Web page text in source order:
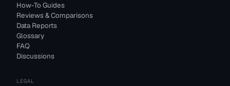
How-To Guides
Reviews & Comparisons
Data Reports
Glossary
FAQ
Discussions
LEGAL